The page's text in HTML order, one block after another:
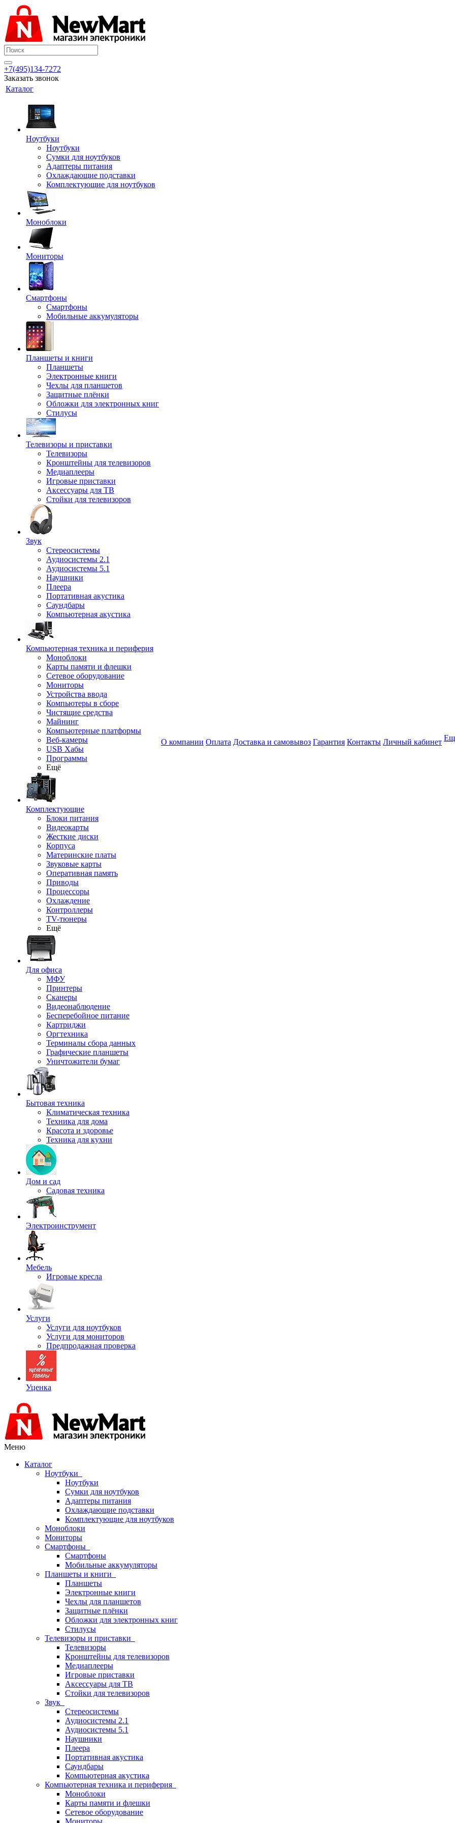
+7(495)134-7272
Заказать звонок
Каталог
Ноутбуки
Ноутбуки
Сумки для ноутбуков
Адаптеры питания
Охлаждающие подставки
Комплектующие для ноутбуков
Моноблоки
Мониторы
Смартфоны
Смартфоны
Мобильные аккумуляторы
Планшеты и книги
Планшеты
Электронные книги
Чехлы для планшетов
Защитные плёнки
Обложки для электронных книг
Стилусы
Телевизоры и приставки
Телевизоры
Кронштейны для телевизоров
Медиаплееры
Игровые приставки
Аксессуары для ТВ
Стойки для телевизоров
Звук
Стереосистемы
Аудиосистемы 2.1
Аудиосистемы 5.1
Наушники
Плеера
Портативная акустика
Саундбары
Компьютерная акустика
Компьютерная техника и периферия
Моноблоки
Карты памяти и флешки
Сетевое оборудование
Мониторы
Устройства ввода
Компьютеры в сборе
Чистящие средства
Майнинг
Компьютерные платформы
Веб-камеры
USB Хабы
Программы
Ещё
Комплектующие
Блоки питания
Видеокарты
Жесткие диски
Корпуса
Материнские платы
Звуковые карты
Оперативная память
Приводы
Процессоры
Охлаждение
Контроллеры
TV-тюнеры
Ещё
Для офиса
МФУ
Принтеры
Сканеры
Видеонаблюдение
Бесперебойное питание
Картриджи
Оргтехника
Терминалы сбора данных
Графические планшеты
Уничтожители бумаг
Бытовая техника
Климатическая техника
Техника для дома
Красота и здоровье
Техника для кухни
Дом и сад
Садовая техника
Электроинструмент
Мебель
Игровые кресла
Услуги
Услуги для ноутбуков
Услуги для мониторов
Предпродажная проверка
Уценка
О компании Оплата Доставка и самовывоз Гарантия Контакты Личный кабинет
Меню
Каталог
Ноутбуки
Ноутбуки
Сумки для ноутбуков
Адаптеры питания
Охлаждающие подставки
Комплектующие для ноутбуков
Моноблоки
Мониторы
Смартфоны
Смартфоны
Мобильные аккумуляторы
Планшеты и книги
Планшеты
Электронные книги
Чехлы для планшетов
Защитные плёнки
Обложки для электронных книг
Стилусы
Телевизоры и приставки
Телевизоры
Кронштейны для телевизоров
Медиаплееры
Игровые приставки
Аксессуары для ТВ
Стойки для телевизоров
Звук
Стереосистемы
Аудиосистемы 2.1
Аудиосистемы 5.1
Наушники
Плеера
Портативная акустика
Саундбары
Компьютерная акустика
Компьютерная техника и периферия
Моноблоки
Карты памяти и флешки
Сетевое оборудование
Мониторы